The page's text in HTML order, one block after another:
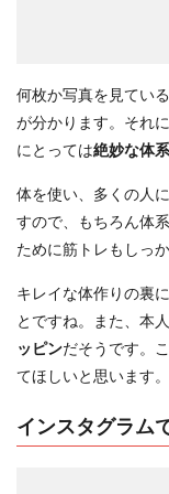
何枚か写真を見てい
が分かります。それ
にとっては絶妙な体系
体を使い、多くの人
すので、もちろん体
ために筋トレもしっ
キレイな体作りの裏
とですね。また、本
ッピンだそうです。
てほしいと思います。
インスタグラム